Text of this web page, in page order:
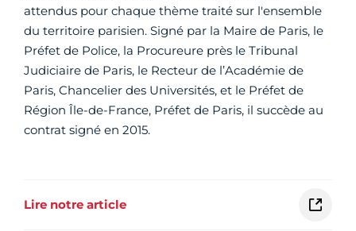
attendus pour chaque thème traité sur l'ensemble
du territoire parisien. Signé par la Maire de Paris, le
Préfet de Police, la Procureure près le Tribunal
Judiciaire de Paris, le Recteur de l’Académie de
Paris, Chancelier des Universités, et le Préfet de
Région Île-de-France, Préfet de Paris, il succède au
contrat signé en 2015.
Lire notre article